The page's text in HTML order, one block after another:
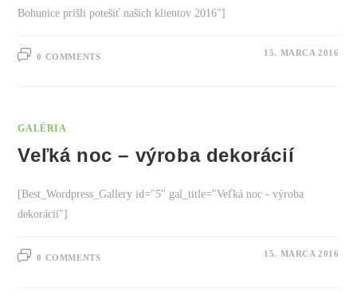
Bohunice prišli potešiť našich klientov 2016"]
0 COMMENTS 15. MARCA 2016
GALÉRIA
Veľká noc – výroba dekorácií
[Best_Wordpress_Gallery id="5" gal_title="Veľká noc - výroba
dekorácií"]
0 COMMENTS 15. MARCA 2016